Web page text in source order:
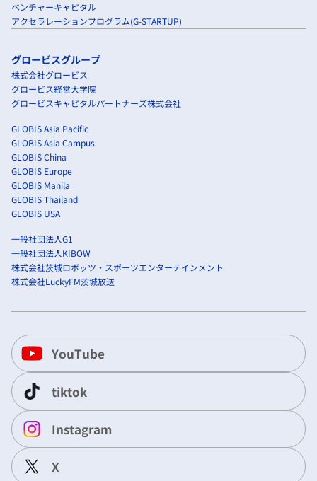
ベンチャーキャピタル
アクセラレーションプログラム(G-STARTUP)
グロービスグループ
株式会社グロービス
グロービス経営大学院
グロービスキャピタルパートナーズ株式会社
GLOBIS Asia Pacific
GLOBIS Asia Campus
GLOBIS China
GLOBIS Europe
GLOBIS Manila
GLOBIS Thailand
GLOBIS USA
一般社団法人G1
一般社団法人KIBOW
株式会社茨城ロボッツ・スポーツエンターテインメント
株式会社LuckyFM茨城放送
YouTube
tiktok
Instagram
X